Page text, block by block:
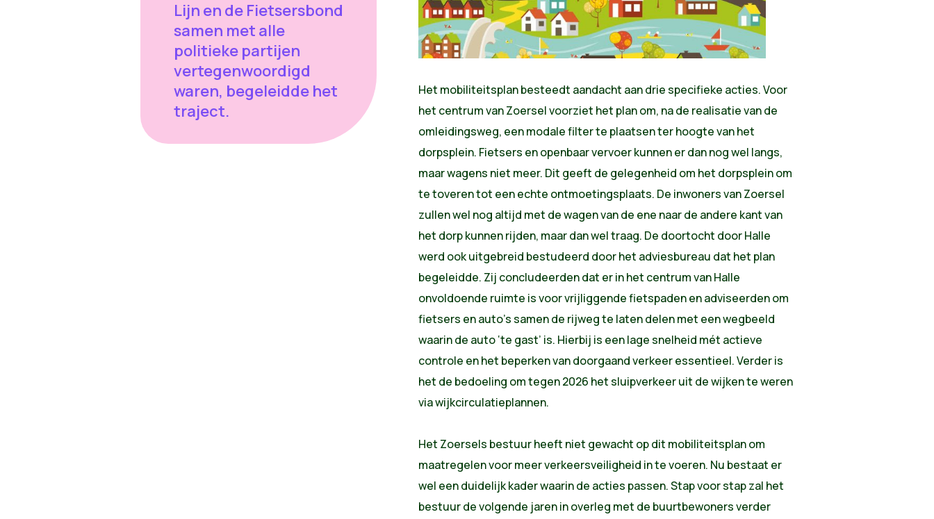
Lijn en de Fietsersbond
samen met alle
politieke partijen
vertegenwoordigd
waren, begeleidde het
traject.
Het mobiliteitsplan besteedt aandacht aan drie specifieke acties. Voor
het centrum van Zoersel voorziet het plan om, na de realisatie van de
omleidingsweg, een modale filter te plaatsen ter hoogte van het
dorpsplein. Fietsers en openbaar vervoer kunnen er dan nog wel langs,
maar wagens niet meer. Dit geeft de gelegenheid om het dorpsplein om
te toveren tot een echte ontmoetingsplaats. De inwoners van Zoersel
zullen wel nog altijd met de wagen van de ene naar de andere kant van
het dorp kunnen rijden, maar dan wel traag. De doortocht door Halle
werd ook uitgebreid bestudeerd door het adviesbureau dat het plan
begeleidde. Zij concludeerden dat er in het centrum van Halle
onvoldoende ruimte is voor vrijliggende fietspaden en adviseerden om
fietsers en auto’s samen de rijweg te laten delen met een wegbeeld
waarin de auto ‘te gast’ is. Hierbij is een lage snelheid mét actieve
controle en het beperken van doorgaand verkeer essentieel. Verder is
het de bedoeling om tegen 2026 het sluipverkeer uit de wijken te weren
via wijkcirculatieplannen.
Het Zoersels bestuur heeft niet gewacht op dit mobiliteitsplan om
maatregelen voor meer verkeersveiligheid in te voeren. Nu bestaat er
wel een duidelijk kader waarin de acties passen. Stap voor stap zal het
bestuur de volgende jaren in overleg met de buurtbewoners verder